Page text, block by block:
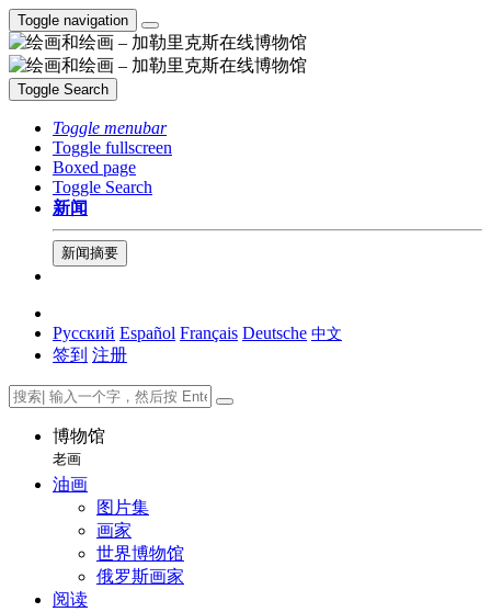
Toggle navigation
Toggle Search
Toggle menubar
Toggle fullscreen
Boxed page
Toggle Search
新闻
新闻摘要
Русский Español Français Deutsche 中文
签到 注册
博物馆
老画
油画
图片集
画家
世界博物馆
俄罗斯画家
阅读